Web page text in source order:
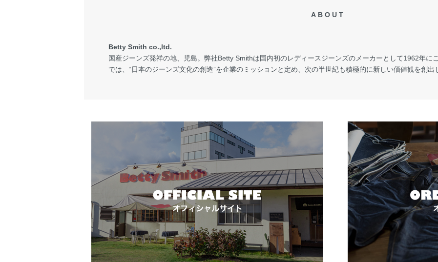
ABOUT
Betty Smith co.,ltd.
国産ジーンズ発祥の地、児島。弊社Betty Smithは国内初のレディースジーンズのメーカーとして1962年に
では、“日本のジーンズ文化の創造”を企業のミッションと定め、次の半世紀も積極的に新しい価値観を創出